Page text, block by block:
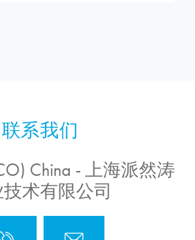
China - 上海派然涛
术有限公司